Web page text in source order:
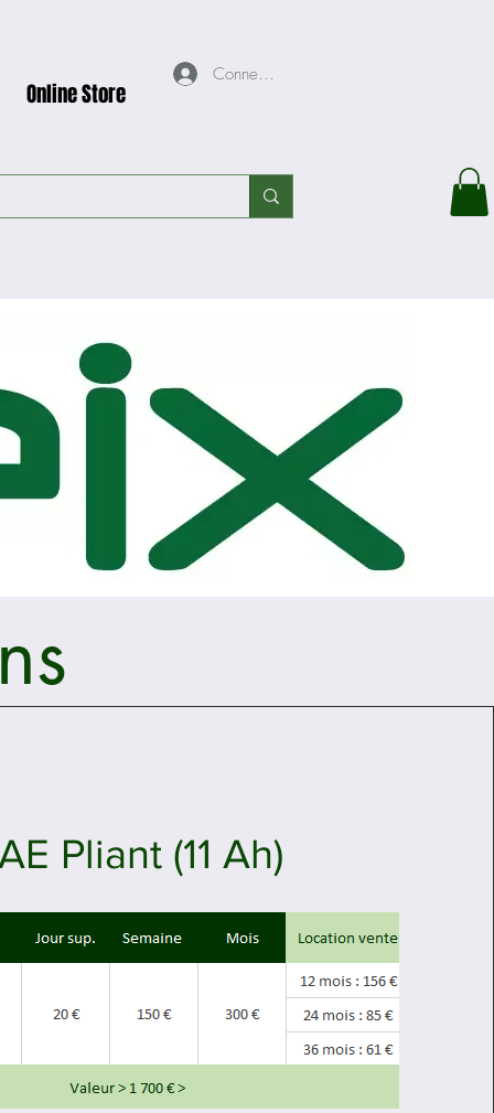
Online Store
Connexion
Pliant (11 Ah)